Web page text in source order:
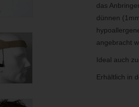
das
dünnen
angebracht
Ideal auch
Erhältlich in